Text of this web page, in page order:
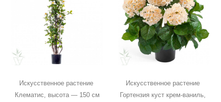
Искусственное растение
Клематис, высота — 150 см
Искусственное растение
Гортензия куст крем-ваниль,